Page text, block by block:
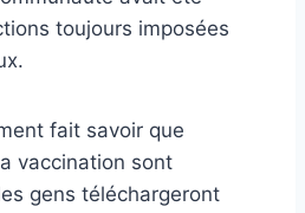
toujours imposées
fait savoir que
vaccination sont
gens téléchargeront